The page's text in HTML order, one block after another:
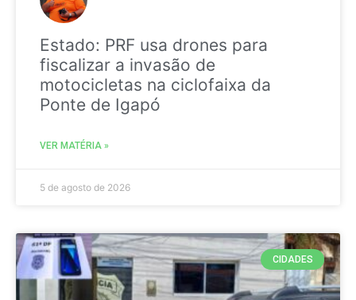
Estado: PRF usa drones para
fiscalizar a invasão de
motocicletas na ciclofaixa da
Ponte de Igapó
VER MATÉRIA »
5 de agosto de 2026
CIDADES